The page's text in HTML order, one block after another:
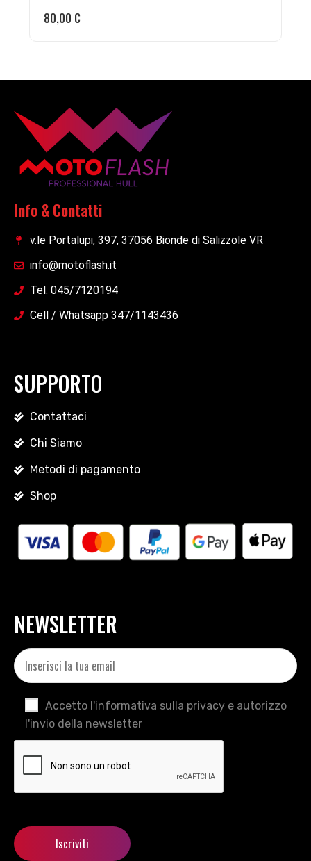
80,00 €
Info & Contatti
v.le Portalupi, 397, 37056 Bionde di Salizzole VR
info@motoflash.it
Tel. 045/7120194
Cell / Whatsapp 347/1143436
SUPPORTO
Contattaci
Chi Siamo
Metodi di pagamento
Shop
NEWSLETTER
Accetto l'informativa sulla privacy e autorizzo
l'invio della newsletter